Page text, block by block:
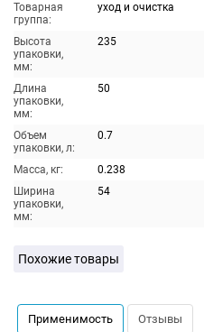
Товарная
группа:
уход и очистка
Высота
упаковки,
мм:
235
Длина
упаковки,
мм:
50
Объем
упаковки, л:
0.7
Масса, кг:
0.238
Ширина
упаковки,
мм:
54
Похожие товары
Применимость Отзывы